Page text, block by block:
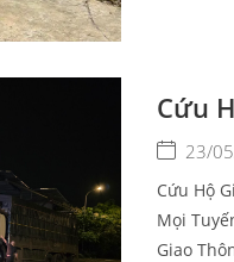
Cứu
23/
Cứu Hộ
Mọi
Giao